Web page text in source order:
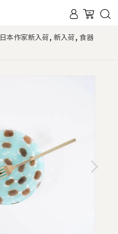
日本作家新入荷, 新入荷, 食器